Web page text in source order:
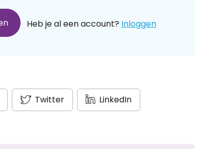
Heb je al een account? Inloggen
Twitter LinkedIn